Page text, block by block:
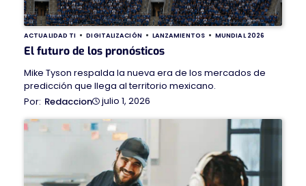
ACTUALIDAD TI DIGITALIZACIÓN LANZAMIENTOS MUNDIAL 2026
El futuro de los pronósticos
Mike Tyson respalda la nueva era de los mercados de
predicción que llega al territorio mexicano.
Redaccion
julio 1, 2026